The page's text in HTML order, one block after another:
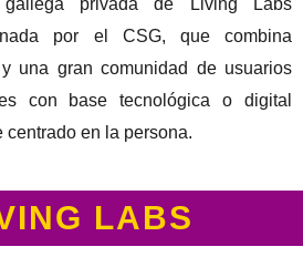
privada de Living Labs
por el CSG, que combina
una gran comunidad de usuarios
con base tecnológica o digital
centrado en la persona.
LABS